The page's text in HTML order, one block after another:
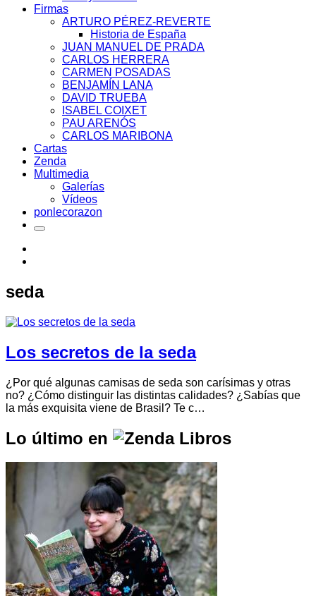
Firmas
ARTURO PÉREZ-REVERTE
Historia de España
JUAN MANUEL DE PRADA
CARLOS HERRERA
CARMEN POSADAS
BENJAMÍN LANA
DAVID TRUEBA
ISABEL COIXET
PAU ARENÓS
CARLOS MARIBONA
Cartas
Zenda
Multimedia
Galerías
Vídeos
ponlecorazon
seda
Los secretos de la seda
¿Por qué algunas camisas de seda son carísimas y otras
no? ¿Cómo distinguir las distintas calidades? ¿Sabías que
la más exquisita viene de Brasil? Te c…
Lo último en